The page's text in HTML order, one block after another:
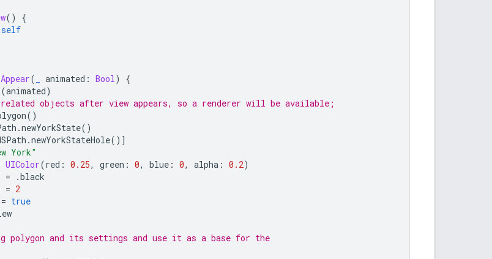
()
{
self
( animated : Bool)
{
(animated)
objects after view appears, so a renderer will be available;
()
.newYorkState()
.newYorkStateHole()]
York"
UIColor(red : 0.25, green : 0, blue : 0, alpha : 0.2)
= .black
= 2
= true
polygon and its settings and use it as a base for the